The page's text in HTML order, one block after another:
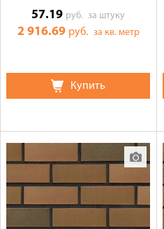
57.19 руб.за штуку
2 916.69 руб. за кв. метр
Купить